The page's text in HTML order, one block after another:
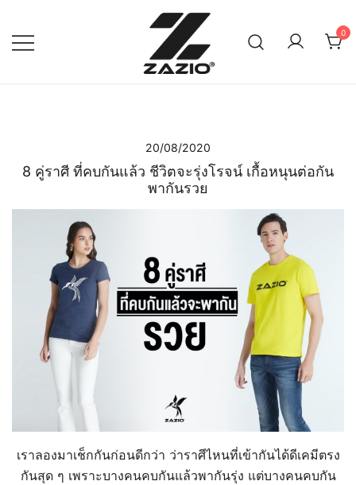
content
0
20/08/2020
8 คู่ราศี ที่คบกันแล้ว ชีวิตจะรุ่งโรจน์ เกื้อหนุนต่อกัน
พากันรวย
เราลองมาเช็กกันก่อนดีกว่า ว่าราศีไหนที่เข้ากันได้ดีเคมีตรง
กันสุด ๆ เพราะบางคนคบกันแล้วพากันรุ่ง แต่บางคนคบกัน